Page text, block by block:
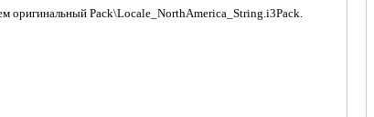
оригинальный Pack\Locale_NorthAmerica_String.i3Pack.